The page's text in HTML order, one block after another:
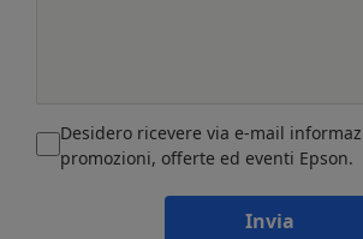
Desidero ricevere via e-mail
promozioni, offerte ed eventi Epson.
Invia